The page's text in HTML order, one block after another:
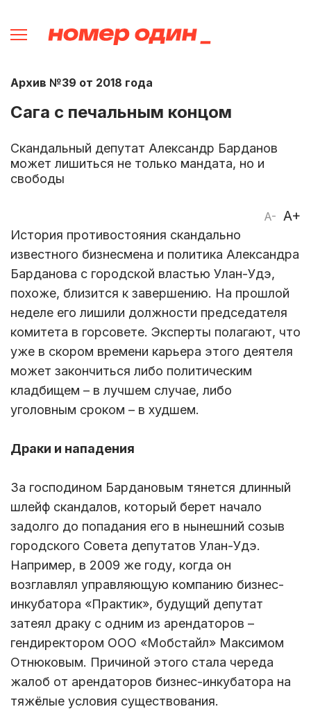
Архив №39 от 2018 года
Сага с печальным концом
Скандальный депутат Александр Барданов
может лишиться не только мандата, но и
свободы
A- A+
История противостояния скандально
известного бизнесмена и политика Александра
Барданова с городской властью Улан-Удэ,
похоже, близится к завершению. На прошлой
неделе его лишили должности председателя
комитета в горсовете. Эксперты полагают, что
уже в скором времени карьера этого деятеля
может закончиться либо политическим
кладбищем – в лучшем случае, либо
уголовным сроком – в худшем.
Драки и нападения
За господином Бардановым тянется длинный
шлейф скандалов, который берет начало
задолго до попадания его в нынешний созыв
городского Совета депутатов Улан-Удэ.
Например, в 2009 же году, когда он
возглавлял управляющую компанию бизнес-
инкубатора «Практик», будущий депутат
затеял драку с одним из арендаторов –
гендиректором ООО «Мобстайл» Максимом
Отнюковым. Причиной этого стала череда
жалоб от арендаторов бизнес-инкубатора на
тяжёлые условия существования.